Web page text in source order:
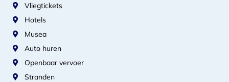
Vliegtickets
Hotels
Musea
Auto huren
Openbaar vervoer
Stranden